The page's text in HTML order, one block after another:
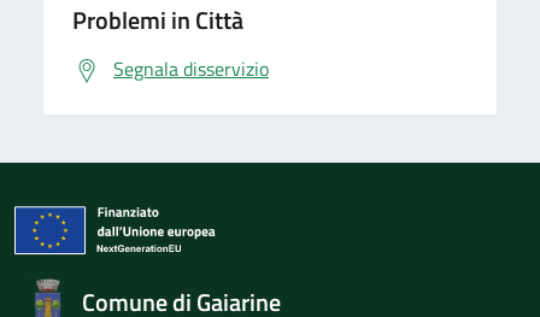
Problemi in Città
Segnala disservizio
Comune di Gaiarine